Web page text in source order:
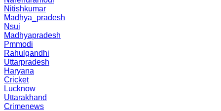
Nitishkumar
Madhya_pradesh
Nsui
Madhyapradesh
Pmmodi
Rahulgandhi
Uttarpradesh
Haryana
Cricket
Lucknow
Uttarakhand
Crimenews